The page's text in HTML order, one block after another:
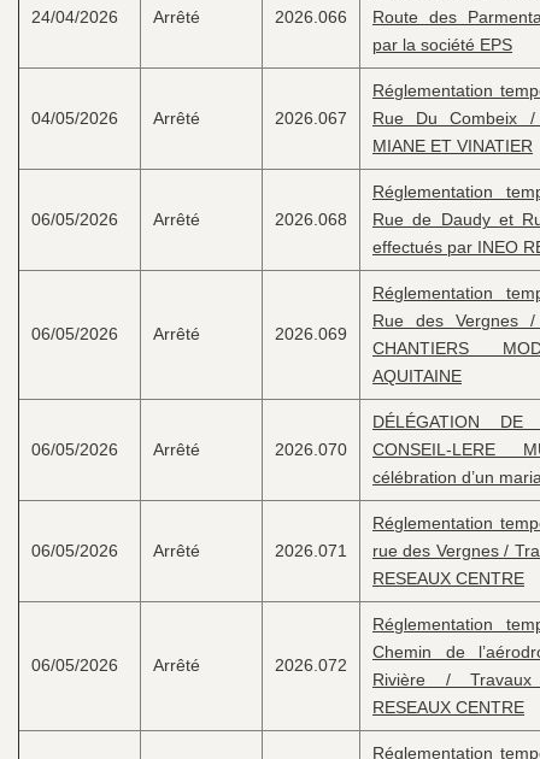
24/04/2026 Arrêté 2026.066
Route des
par la société EPS
04/05/2026 Arrêté 2026.067
Réglementation
Rue Du Combeix
MIANE ET VINATIER
06/05/2026 Arrêté 2026.068
Réglementation
Rue de Daudy et
effectués par INEO
06/05/2026 Arrêté 2026.069
Réglementation
Rue des Vergnes
CHANTIERS
AQUITAINE
06/05/2026 Arrêté 2026.070
DÉLÉGATION
CONSEIL-LERE
célébration d’un
06/05/2026 Arrêté 2026.071
Réglementation
rue des Vergnes /
RESEAUX CENTRE
06/05/2026 Arrêté 2026.072
Réglementation
Chemin de
Rivière /
RESEAUX CENTRE
Réglementation